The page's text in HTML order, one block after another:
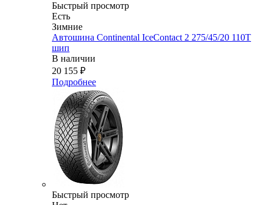
Быстрый просмотр
Есть
Зимние
Автошина Continental IceContact 2 275/45/20 110T
шип
В наличии
20 155 ₽
Подробнее
Быстрый просмотр